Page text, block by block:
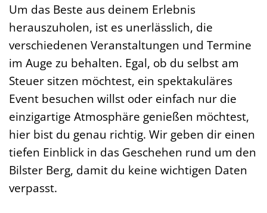
Um das Beste aus deinem Erlebnis
herauszuholen, ist es unerlässlich, die
verschiedenen Veranstaltungen und Termine
im Auge zu behalten. Egal, ob du selbst am
Steuer sitzen möchtest, ein spektakuläres
Event besuchen willst oder einfach nur die
einzigartige Atmosphäre genießen möchtest,
hier bist du genau richtig. Wir geben dir einen
tiefen Einblick in das Geschehen rund um den
Bilster Berg, damit du keine wichtigen Daten
verpasst.